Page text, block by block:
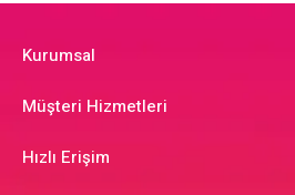
Kurumsal
Müşteri Hizmetleri
Hızlı Erişim